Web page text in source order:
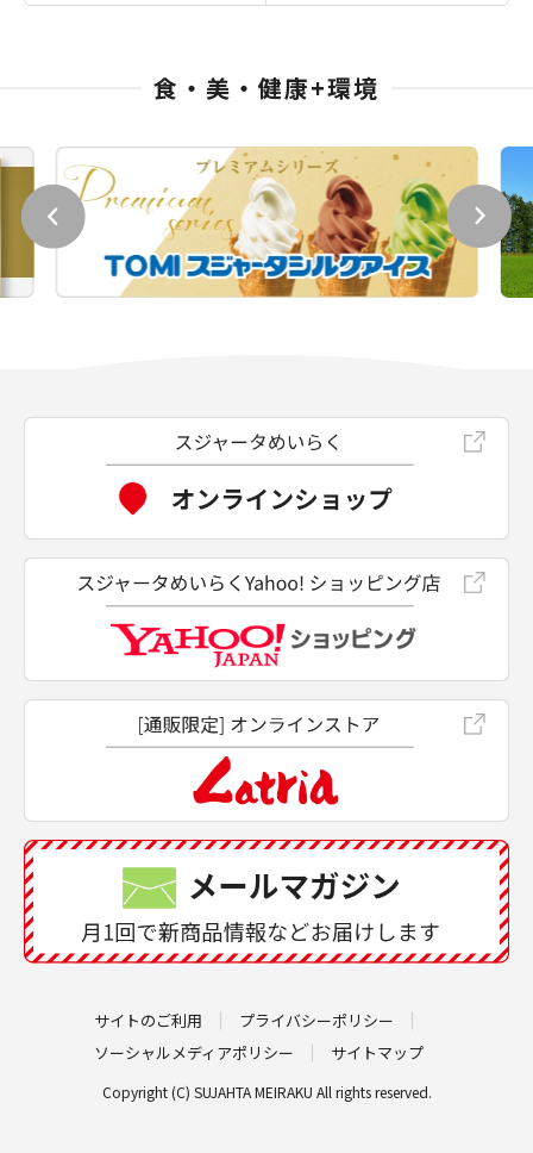
食・美・健康+環境
サイトのご利用
プライバシーポリシー
ソーシャルメディアポリシー
サイトマップ
Copyright (C) SUJAHTA MEIRAKU All rights reserved.